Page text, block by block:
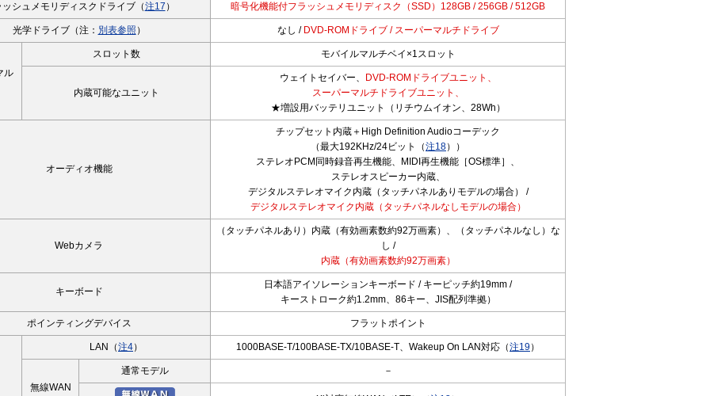
ッシュメモリディスクドライブ（注17 ）
暗号化機能付フラッシュメモリディスク（SSD）128GB / 256GB / 512GB
光学ドライブ（注： 別表参照 ） なし / DVD-ROMドライブ / スーパーマルチドライブ
ル
スロット数 モバイルマルチベイ×1スロット
内蔵可能なユニット
ウェイトセイバー、
DVD-ROMドライブユニット、
スーパーマルチドライブユニット、
★増設用バッテリユニット（リチウムイオン、28Wh）
オーディオ機能
チップセット内蔵＋High Definition Audioコーデック
（最大192KHz/24ビット（注18））
ステレオPCM同時録音再生機能、MIDI再生機能［OS標準］、
ステレオスピーカー内蔵、
デジタルステレオマイク内蔵（タッチパネルありモデルの場合） /
デジタルステレオマイク内蔵（タッチパネルなしモデルの場合）
Webカメラ
（タッチパネルあり）内蔵（有効画素数約92万画素）、（タッチパネルなし）な
し /
内蔵（有効画素数約92万画素）
キーボード
日本語アイソレーションキーボード / キーピッチ約19mm /
キーストローク約1.2mm、86キー、JIS配列準拠）
ポインティングデバイス フラットポイント
LAN（注4） 1000BASE-T/100BASE-TX/10BASE-T、Wakeup On LAN対応（注19）
無線WAN
通常モデル －